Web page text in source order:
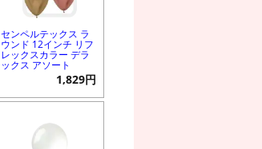
センペルテックス ラ
ウンド 12インチ リフ
レックスカラー デラ
ックス アソート
1,829円